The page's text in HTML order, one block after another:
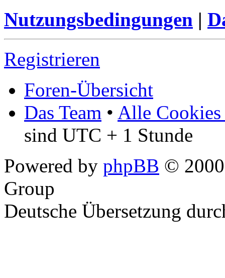
Nutzungsbedingungen |
Registrieren
Foren-Übersicht
Das Team • Alle Cookies
sind UTC + 1 Stunde
Powered by phpBB ©
Group
Deutsche Übersetzung